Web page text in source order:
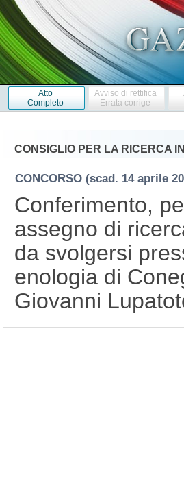
Atto
Completo
Avviso di rettifica
Errata corrige
CONSIGLIO PER LA RICERCA
CONCORSO (scad. 14 aprile
Conferimento,
assegno di
da svolgersi
enologia di
Giovanni